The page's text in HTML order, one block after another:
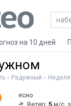
на 10 дней
Радужный Неделя
ясно
Ветер: 5 м/с,